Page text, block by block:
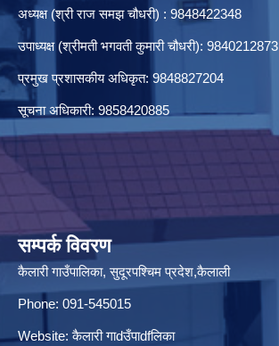
अध्यक्ष (श्री राज समझ चौधरी) : 9848422348
उपाध्यक्ष (श्रीमती भगवती कुमारी चौधरी): 9840212873
प्रमुख प्रशासकीय अधिकृत: 9848827204
सूचना अधिकारी: 9858420885
सम्पर्क विवरण
कैलारी गाउँपालिका, सुदूरपश्चिम प्रदेश,कैलाली
Phone: 091-545015
Website:कैलारी गाdउँपाdfलिका